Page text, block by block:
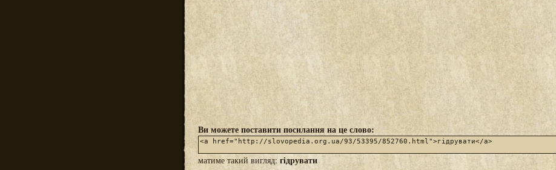
Ви можете поставити посилання на це слово:
матиме такий вигляд: гідрувати